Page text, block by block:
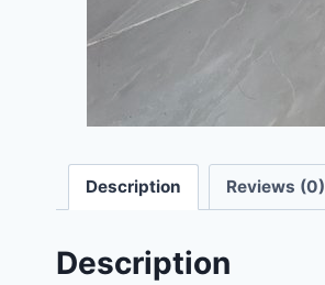
Description Reviews (0)
Description